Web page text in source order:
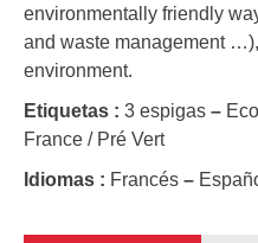
environmentally friendly
and waste management
environment.
Etiquetas : 3 espigas –
France / Pré Vert
Idiomas : Francés –